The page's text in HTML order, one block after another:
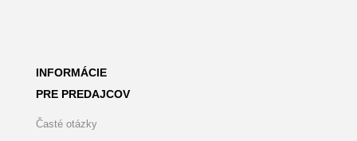
INFORMÁCIE
PRE PREDAJCOV
Časté otázky